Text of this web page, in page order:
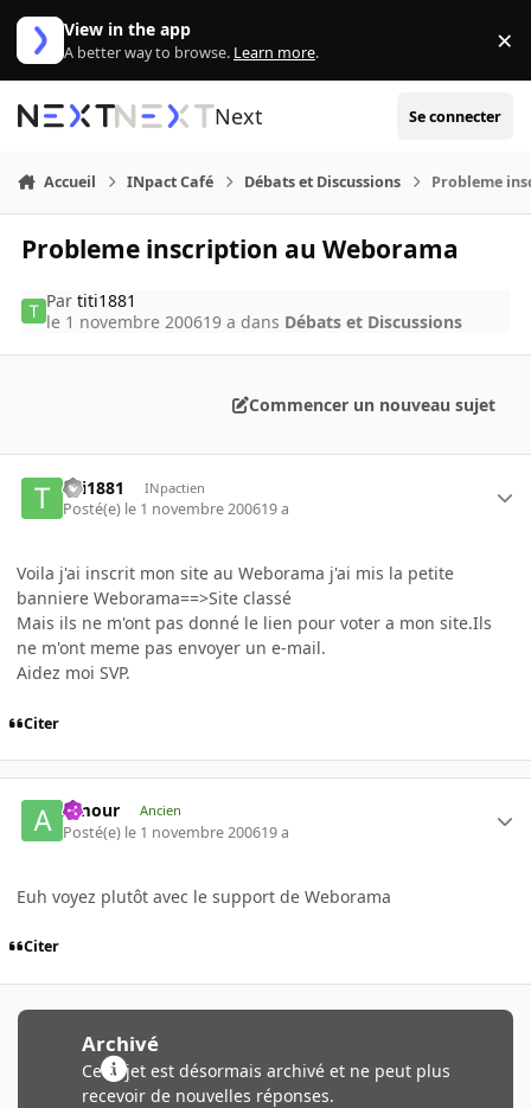
Aller au contenu
View in the app
A better way to browse. Learn more. ×
Next Se connecter
Accueil INpact Café Débats et Discussions Probleme
Probleme inscription au Weborama
Partiti1881
le 1 novembre 200619 a dans Débats et Discussions
Commencer un nouveau sujet
titi1881 INpactien
Posté(e) le 1 novembre 200619 a
Voila j'ai inscrit mon site au Weborama j'ai mis la petite
banniere Weborama==>Site classé
Mais ils ne m'ont pas donné le lien pour voter a mon site.Ils
ne m'ont meme pas envoyer un e-mail.
Aidez moi SVP.
Citer
Amour Ancien
Posté(e) le 1 novembre 200619 a
Euh voyez plutôt avec le support de Weborama
Citer
Archivé
Ce sujet est désormais archivé et ne peut plus
recevoir de nouvelles réponses.